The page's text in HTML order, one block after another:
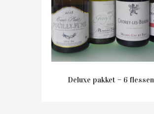
Deluxe pakket – 6 flessen